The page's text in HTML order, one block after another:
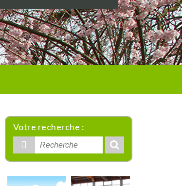
Votre recherche :
Rechercher